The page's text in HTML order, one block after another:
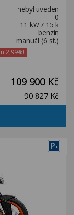
nebyl uveden
0
11 kW / 15 k
benzín
manuál (6 st.)
2,99%!
109 900 Kč
90 827 Kč
P+